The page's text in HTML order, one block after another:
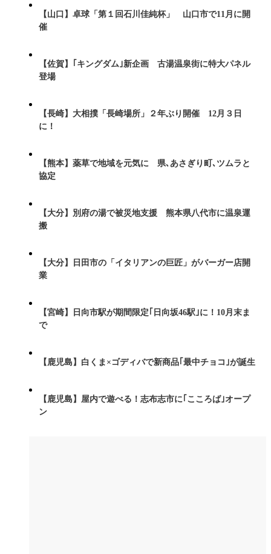
【山口】卓球「第１回石川佳純杯」 山口市で11月に開
催
【佐賀】｢キングダム｣新企画 古湯温泉街に特大パネル
登場
【長崎】大相撲「長崎場所」２年ぶり開催 12月３日
に！
【熊本】薬草で地域を元気に 県､あさぎり町､ツムラと
協定
【大分】別府の湯で被災地支援 熊本県八代市に温泉運
搬
【大分】日田市の「イタリアンの巨匠」がバーガー店開
業
【宮崎】日向市駅が期間限定｢日向坂46駅｣に！10月末ま
で
【鹿児島】白くま×ゴディバで新商品｢最中チョコ｣が誕生
【鹿児島】屋内で遊べる！志布志市に｢こころば｣オープ
ン